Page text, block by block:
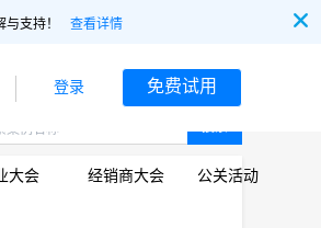
支持！ 查看详情
登录 免费试用
大会 经销商大会
公关活动